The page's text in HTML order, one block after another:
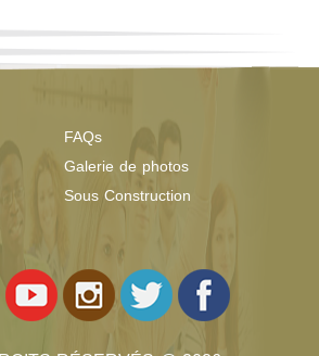
FAQs
Galerie de photos
Sous Construction